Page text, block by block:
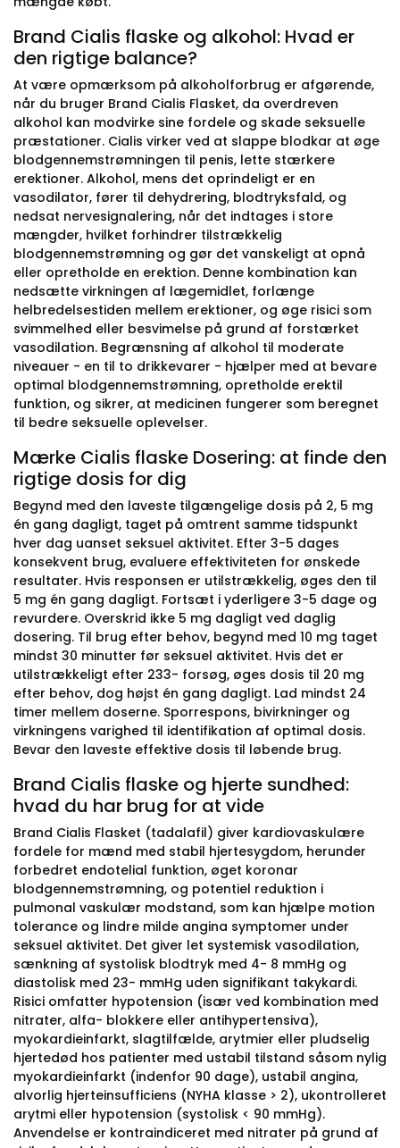
Brand Cialis flaske og alkohol: Hvad er
den rigtige balance?
At være opmærksom på alkoholforbrug er afgørende,
når du bruger Brand Cialis Flasket, da overdreven
alkohol kan modvirke sine fordele og skade seksuelle
præstationer. Cialis virker ved at slappe blodkar at øge
blodgennemstrømningen til penis, lette stærkere
erektioner. Alkohol, mens det oprindeligt er en
vasodilator, fører til dehydrering, blodtryksfald, og
nedsat nervesignalering, når det indtages i store
mængder, hvilket forhindrer tilstrækkelig
blodgennemstrømning og gør det vanskeligt at opnå
eller opretholde en erektion. Denne kombination kan
nedsætte virkningen af lægemidlet, forlænge
helbredelsestiden mellem erektioner, og øge risici som
svimmelhed eller besvimelse på grund af forstærket
vasodilation. Begrænsning af alkohol til moderate
niveauer - en til to drikkevarer - hjælper med at bevare
optimal blodgennemstrømning, opretholde erektil
funktion, og sikrer, at medicinen fungerer som beregnet
til bedre seksuelle oplevelser.
Mærke Cialis flaske Dosering: at finde den
rigtige dosis for dig
Begynd med den laveste tilgængelige dosis på 2, 5 mg
én gang dagligt, taget på omtrent samme tidspunkt
hver dag uanset seksuel aktivitet. Efter 3-5 dages
konsekvent brug, evaluere effektiviteten for ønskede
resultater. Hvis responsen er utilstrækkelig, øges den til
5 mg én gang dagligt. Fortsæt i yderligere 3-5 dage og
revurdere. Overskrid ikke 5 mg dagligt ved daglig
dosering. Til brug efter behov, begynd med 10 mg taget
mindst 30 minutter før seksuel aktivitet. Hvis det er
utilstrækkeligt efter 233- forsøg, øges dosis til 20 mg
efter behov, dog højst én gang dagligt. Lad mindst 24
timer mellem doserne. Sporrespons, bivirkninger og
virkningens varighed til identifikation af optimal dosis.
Bevar den laveste effektive dosis til løbende brug.
Brand Cialis flaske og hjerte sundhed:
hvad du har brug for at vide
Brand Cialis Flasket (tadalafil) giver kardiovaskulære
fordele for mænd med stabil hjertesygdom, herunder
forbedret endotelial funktion, øget koronar
blodgennemstrømning, og potentiel reduktion i
pulmonal vaskulær modstand, som kan hjælpe motion
tolerance og lindre milde angina symptomer under
seksuel aktivitet. Det giver let systemisk vasodilation,
sænkning af systolisk blodtryk med 4- 8 mmHg og
diastolisk med 23- mmHg uden signifikant takykardi.
Risici omfatter hypotension (især ved kombination med
nitrater, alfa- blokkere eller antihypertensiva),
myokardieinfarkt, slagtilfælde, arytmier eller pludselig
hjertedød hos patienter med ustabil tilstand såsom nylig
myokardieinfarkt (indenfor 90 dage), ustabil angina,
alvorlig hjerteinsufficiens (NYHA klasse > 2), ukontrolleret
arytmi eller hypotension (systolisk < 90 mmHg).
Anvendelse er kontraindiceret med nitrater på grund af